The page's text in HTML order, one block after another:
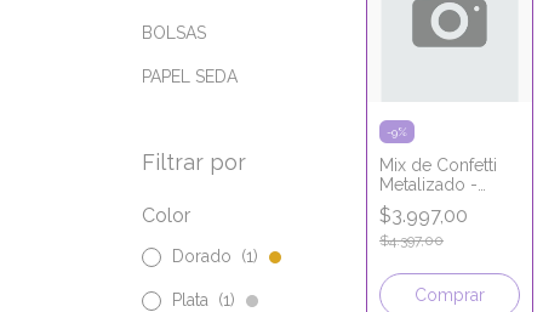
BOLSAS
PAPEL SEDA
Filtrar por
Color
Dorado (1)
Plata (1)
-9%
Mix de Confetti
Metalizado -
Rose Gold,
Dorado, Blanco
$3.997,00
$4.397,00